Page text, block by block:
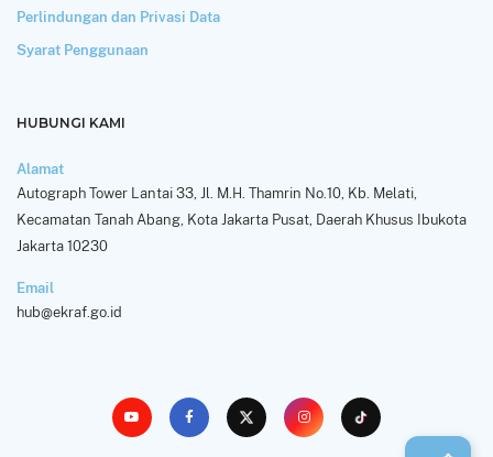
Perlindungan dan Privasi Data
Syarat Penggunaan
HUBUNGI KAMI
Alamat
Autograph Tower Lantai 33, Jl. M.H. Thamrin No.10, Kb. Melati,
Kecamatan Tanah Abang, Kota Jakarta Pusat, Daerah Khusus Ibukota
Jakarta 10230
Email
hub@ekraf.go.id